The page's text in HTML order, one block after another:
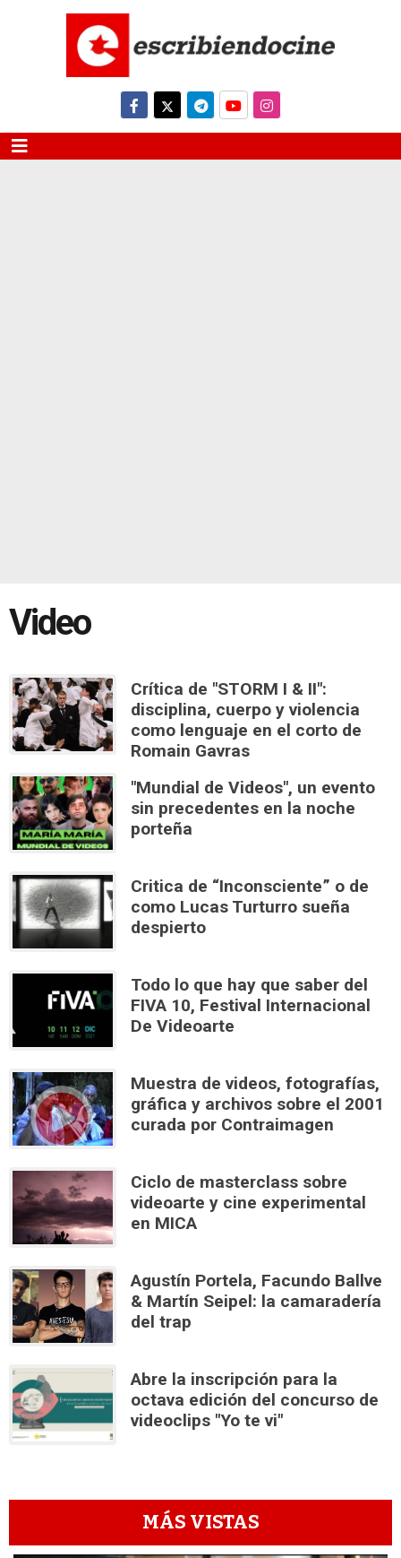
Video
Crítica de "STORM I & II":
disciplina, cuerpo y violencia
como lenguaje en el corto de
Romain Gavras
"Mundial de Videos", un evento
sin precedentes en la noche
porteña
Critica de “Inconsciente” o de
como Lucas Turturro sueña
despierto
Todo lo que hay que saber del
FIVA 10, Festival Internacional
De Videoarte
Muestra de videos, fotografías,
gráfica y archivos sobre el 2001
curada por Contraimagen
Ciclo de masterclass sobre
videoarte y cine experimental
en MICA
Agustín Portela, Facundo Ballve
& Martín Seipel: la camaradería
del trap
Abre la inscripción para la
octava edición del concurso de
videoclips "Yo te vi"
MÁS VISTAS